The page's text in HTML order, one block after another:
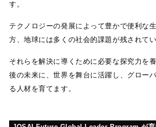
す。
テクノロジーの発展によって豊かで便利な
方、地球には多くの社会的課題が残されてい
それらを解決に導くために必要な探究力を
後の未来に、世界を舞台に活躍し、グロー
る人材を育てます。